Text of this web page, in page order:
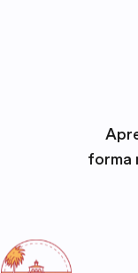
forma